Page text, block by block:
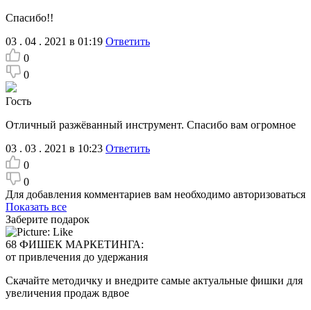
Спасибо!!
03 . 04 . 2021 в 01:19 Ответить
0
0
Гость
Отличный разжёванный инструмент. Спасибо вам огромное
03 . 03 . 2021 в 10:23 Ответить
0
0
Для добавления комментариев вам необходимо авторизоваться
Показать все
Заберите подарок
68 ФИШЕК МАРКЕТИНГА:
от привлечения до удержания
Скачайте методичку и внедрите самые актуальные фишки для
увеличения продаж вдвое